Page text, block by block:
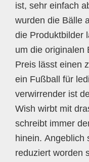
ist, sehr einfach
wurden die Bälle
die Produktbilder
um die originalen
Preis lässt einen
ein Fußball für
verwirrender ist
Wish wirbt mit
schreibt immer
hinein. Angeblich
reduziert worden